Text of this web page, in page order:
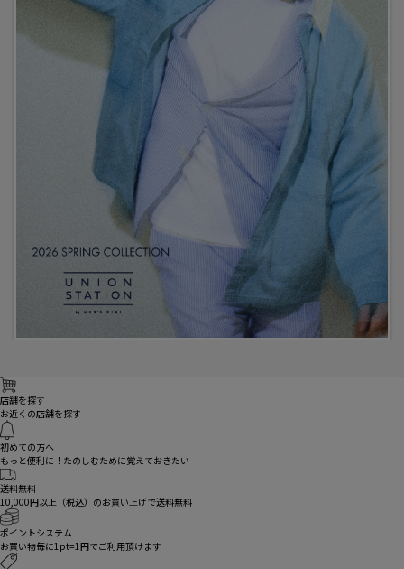
店舗を探す
お近くの店舗を探す
初めての方へ
もっと便利に！たのしむために覚えておきたい
送料無料
10,000円以上（税込）のお買い上げで送料無料
ポイントシステム
お買い物毎に1pt=1円でご利用頂けます